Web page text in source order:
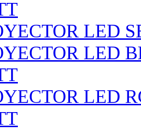
LED
LED
LED